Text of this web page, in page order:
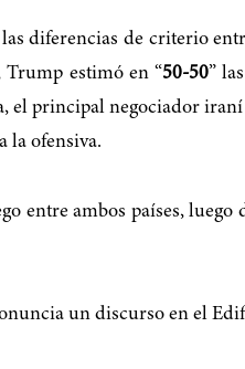
diferencias de criterio
Trump estimó en “50-50”
el principal negociador
la ofensiva.
entre ambos países, luego